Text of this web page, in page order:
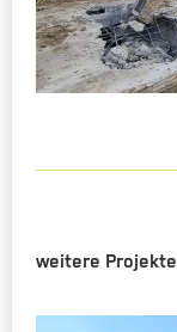
weitere Projekte